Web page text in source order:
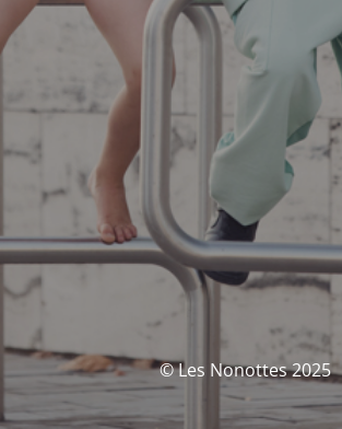
© Les Nonottes 2025